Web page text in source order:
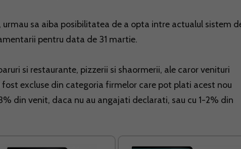
sa aiba posibilitatea de a opta intre actualul sistem
pentru data de 31 martie.
si restaurante, pizzerii si shaormerii, ale caror venituri
excluse din categoria firmelor care pot plati acest nou
din venit, daca nu au angajati declarati, sau cu 1-2% din